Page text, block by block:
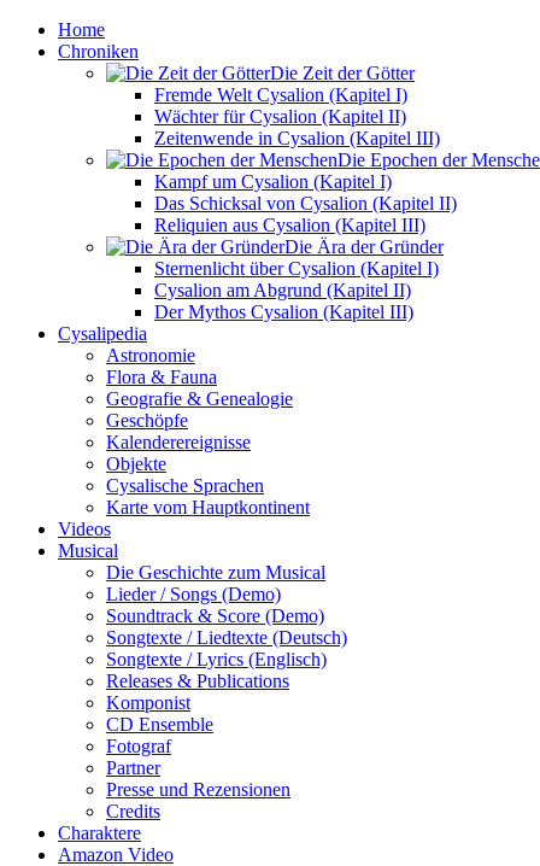
Home
Chroniken
Die Zeit der Götter
Fremde Welt Cysalion (Kapitel I)
Wächter für Cysalion (Kapitel II)
Zeitenwende in Cysalion (Kapitel III)
Die Epochen der
Kampf um Cysalion (Kapitel I)
Das Schicksal von Cysalion (Kapitel II)
Reliquien aus Cysalion (Kapitel III)
Die Ära der Gründer
Sternenlicht über Cysalion (Kapitel I)
Cysalion am Abgrund (Kapitel II)
Der Mythos Cysalion (Kapitel III)
Cysalipedia
Astronomie
Flora & Fauna
Geografie & Genealogie
Geschöpfe
Kalenderereignisse
Objekte
Cysalische Sprachen
Karte vom Hauptkontinent
Videos
Musical
Die Geschichte zum Musical
Lieder / Songs (Demo)
Soundtrack & Score (Demo)
Songtexte / Liedtexte (Deutsch)
Songtexte / Lyrics (Englisch)
Releases & Publications
Komponist
CD Ensemble
Fotograf
Partner
Presse und Rezensionen
Credits
Charaktere
Amazon Video